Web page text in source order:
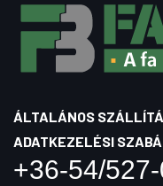
ÁLTALÁNOS
ADATKEZELÉSI
+36-54/